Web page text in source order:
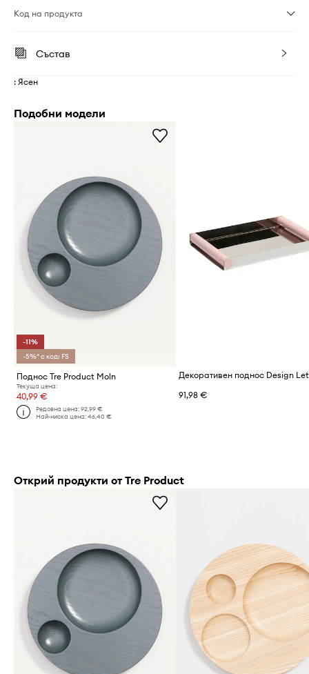
Код на продукта
Състав
: Ясен
Подобни модели
-11%
-5%* с код: FS
Поднос Tre Product Moln
Текуща цена:
40,99 €
Редовна цена:92,99 €
Най-ниска цена:46,40 €
91,98 €
Открий продукти от Tre Product